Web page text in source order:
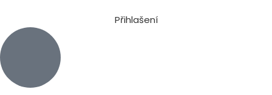
Přihlašení